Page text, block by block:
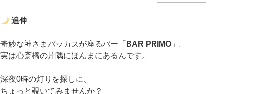
追伸
奇妙な神さまバッカスが座るバー「 BAR PRIMO 」。
実は心斎橋の片隅にほんまにあるんです。
深夜0時の灯りを探しに、
ちょっと覗いてみませんか？